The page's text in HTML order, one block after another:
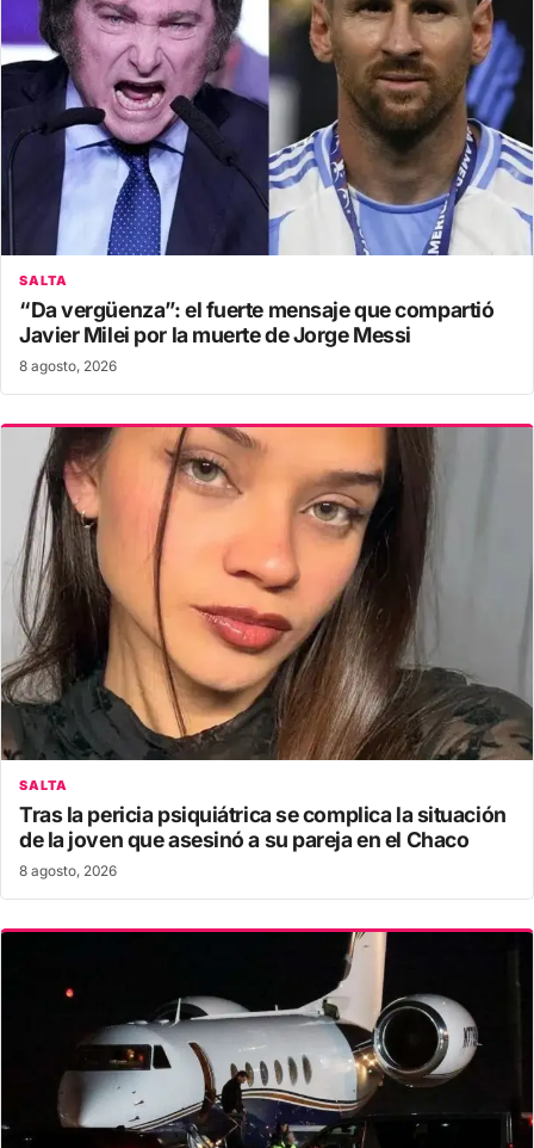
SALTA
“Da vergüenza”: el fuerte mensaje que compartió
Javier Milei por la muerte de Jorge Messi
8 agosto, 2026
SALTA
Tras la pericia psiquiátrica se complica la situación
de la joven que asesinó a su pareja en el Chaco
8 agosto, 2026